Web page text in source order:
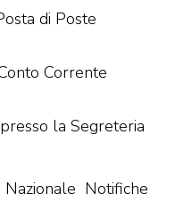
di Poste
Corrente
la Segreteria
Notifiche